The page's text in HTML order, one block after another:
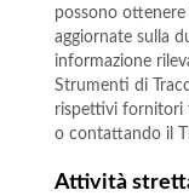
possono
aggiornate sulla
informazione
Strumenti di
rispettivi fornitori
o contattando il
Attività